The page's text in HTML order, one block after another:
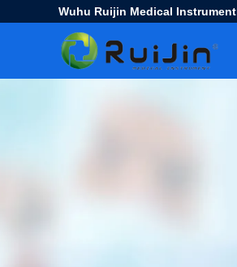
Wuhu Ruijin Medical